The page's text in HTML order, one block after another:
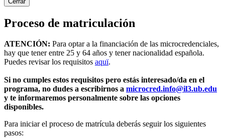
Proceso de matriculación
ATENCIÓN: Para optar a la financiación de las microcredenciales,
hay que tener entre 25 y 64 años y tener nacionalidad española.
Puedes revisar los requisitos aquï.
Si no cumples estos requisitos pero estás interesado/da en el
programa, no dudes a escribirnos a microcred.info@il3.ub.edu
y te informaremos personalmente sobre las opciones
disponibles.
Para iniciar el proceso de matrícula deberás seguir los siguientes
pasos: